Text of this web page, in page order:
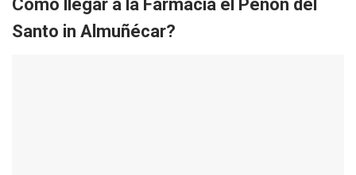
Cómo llegar a la Farmacia el Peñon del
Santo in Almuñécar?